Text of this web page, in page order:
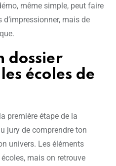
même simple, peut faire
mais de
dossier
écoles de
première étape de la
jury de comprendre ton
univers. Les éléments
mais on retrouve